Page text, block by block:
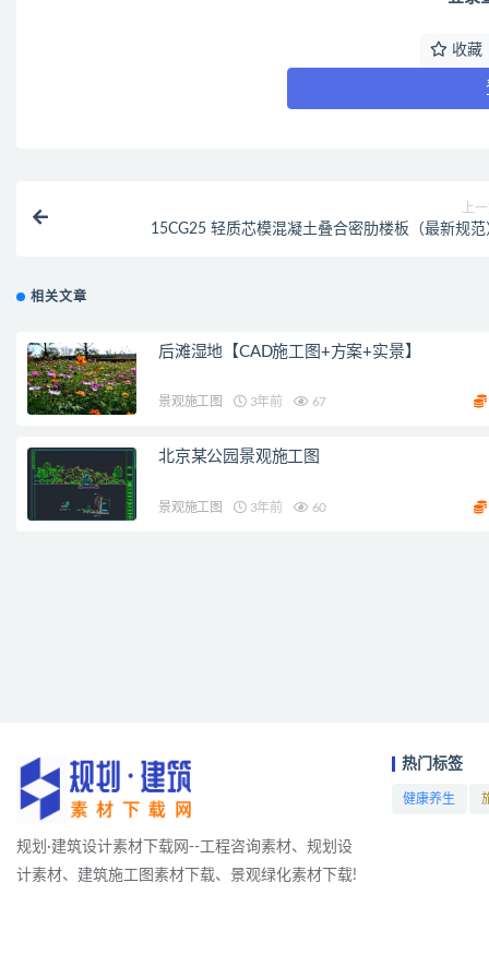
收藏
上
15CG25 轻质芯模混凝土叠合密肋楼板（最新规范
相关文章
后滩湿地【CAD施工图+方案+实景】
景观施工图 3年前 67
北京某公园景观施工图
景观施工图 3年前 60
规划·建筑设计素材下载网--工程咨询素材、规划设
计素材、建筑施工图素材下载、景观绿化素材下载!
热门标签
健康养生